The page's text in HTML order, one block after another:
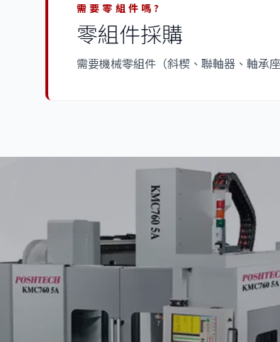
需要零組件嗎?
零組件採購
需要機械零組件（斜楔、聯軸器、軸承